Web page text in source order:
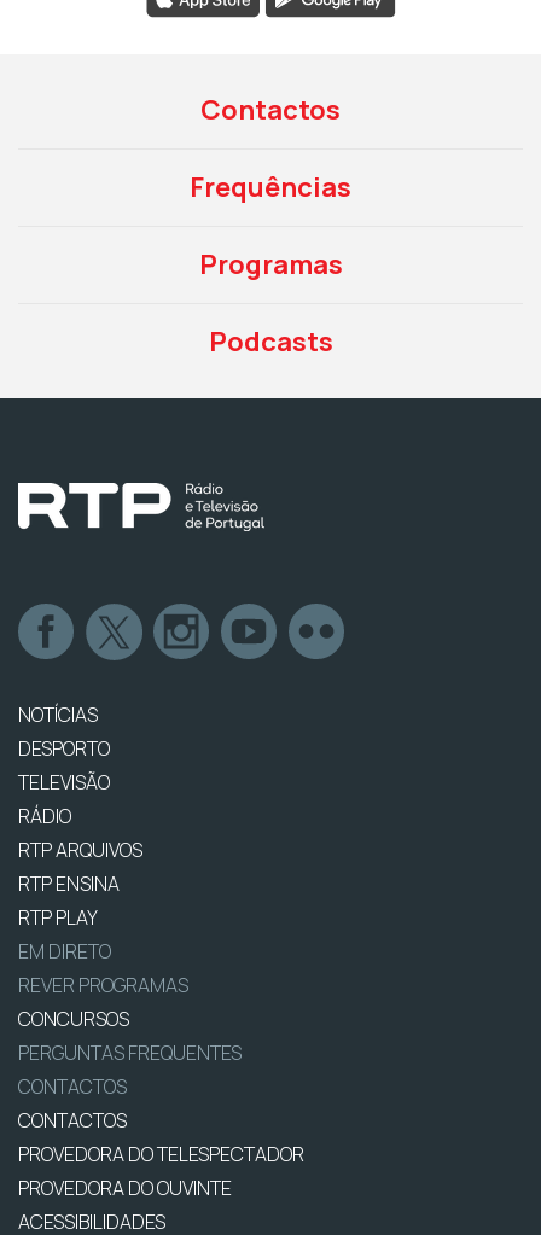
Contactos
Frequências
Programas
Podcasts
NOTÍCIAS
DESPORTO
TELEVISÃO
RÁDIO
RTP ARQUIVOS
RTP ENSINA
RTP PLAY
EM DIRETO
REVER PROGRAMAS
CONCURSOS
PERGUNTAS FREQUENTES
CONTACTOS
CONTACTOS
PROVEDORA DO TELESPECTADOR
PROVEDORA DO OUVINTE
ACESSIBILIDADES